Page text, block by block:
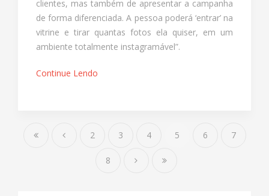
clientes, mas também de apresentar a campanha
de forma diferenciada. A pessoa poderá ‘entrar’ na
vitrine e tirar quantas fotos ela quiser, em um
ambiente totalmente instagramável”.
Continue Lendo
2 3 4 5 6 7
8